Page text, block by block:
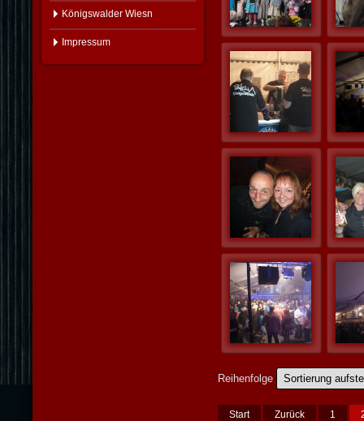
Königswalder Wiesn
Impressum
Reihenfolge
Start Zurück 1